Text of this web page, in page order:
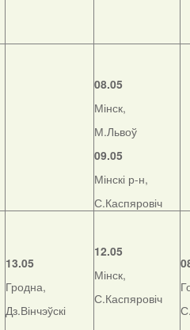
08.05
Мінск,
М.Львоў
09.05
Мінскі р-н,
С.Каспяровіч
13.05
Гродна,
Дз.Вінчэўскі
12.05
Мінск,
С.Каспяровіч